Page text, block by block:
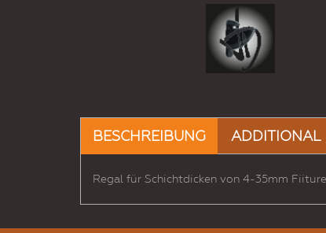
BESCHREIBUNG ADDITIONAL
Regal für Schichtdicken von 4-35mm